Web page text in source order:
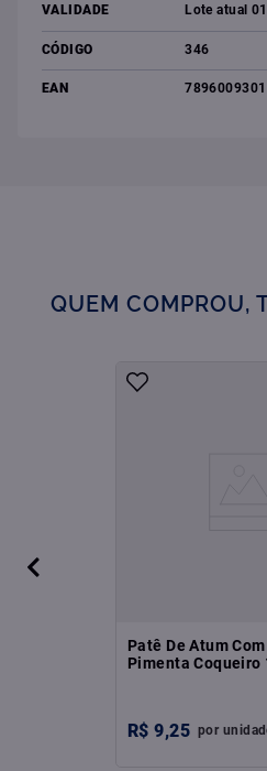
VALIDADE Lote atual
CÓDIGO 346
EAN
QUEM COMPROU,
Patê De Atum
Pimenta Coqueiro
R$ 9,25 por